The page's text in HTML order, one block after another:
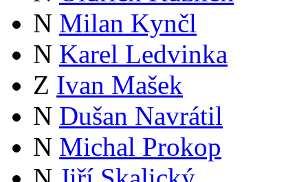
N Milan Kynčl
N Karel Ledvinka
Z Ivan Mašek
N Dušan Navrátil
N Michal Prokop